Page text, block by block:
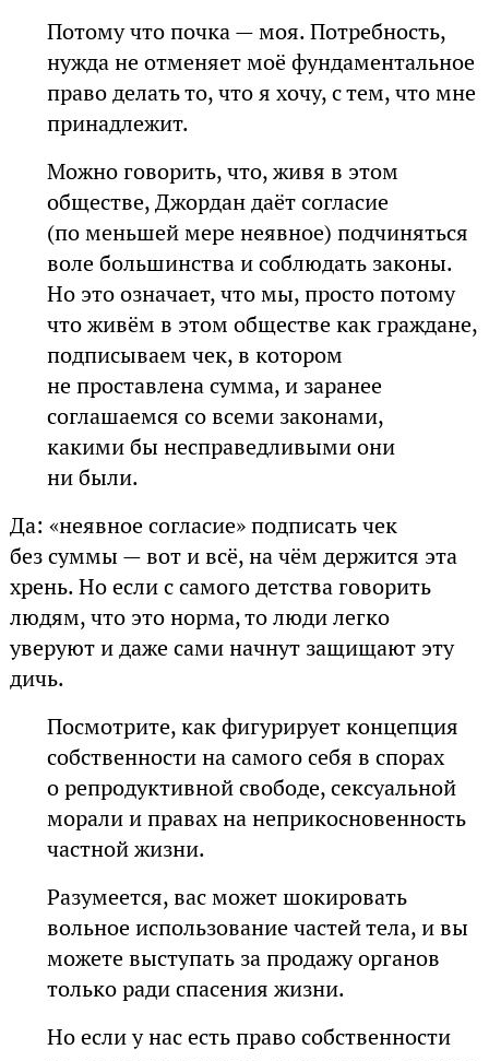
Потому что почка — моя. Потребность,
нужда не отменяет моё фундаментальное
право делать то, что я хочу, с тем, что мне
принадлежит.
Можно говорить, что, живя в этом
обществе, Джордан даёт согласие
(по меньшей мере неявное) подчиняться
воле большинства и соблюдать законы.
Но это означает, что мы, просто потому
что живём в этом обществе как граждане,
подписываем чек, в котором
не проставлена сумма, и заранее
соглашаемся со всеми законами,
какими бы несправедливыми они
ни были.
Да: «неявное согласие» подписать чек
без суммы — вот и всё, на чём держится эта
хрень. Но если с самого детства говорить
людям, что это норма, то люди легко
уверуют и даже сами начнут защищают эту
дичь.
Посмотрите, как фигурирует концепция
собственности на самого себя в спорах
о репродуктивной свободе, сексуальной
морали и правах на неприкосновенность
частной жизни.
Разумеется, вас может шокировать
вольное использование частей тела, и вы
можете выступать за продажу органов
только ради спасения жизни.
Но если у нас есть право собственности